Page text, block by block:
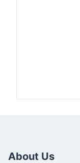
About Us